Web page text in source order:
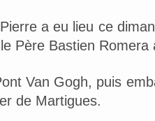
a eu lieu ce
Père Bastien Romera
Van Gogh, puis
de Martigues.